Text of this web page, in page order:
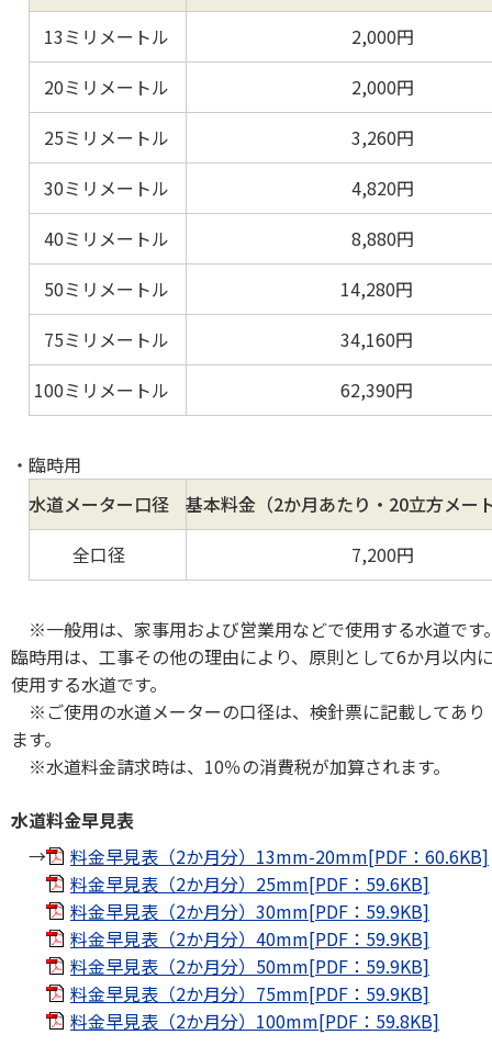
13ミリメートル
2,000円
20ミリメートル
2,000円
25ミリメートル
3,260円
30ミリメートル
4,820円
40ミリメートル
8,880円
50ミリメートル
14,280円
75ミリメートル
34,160円
100ミリメートル
62,390円
臨時用
水道メーター口径
基本料金（2か月あたり・20立方メー
全口径
7,200円
※一般用は、家事用および営業用などで使用する水道です
臨時用は、工事その他の理由により、原則として6か月以内
使用する水道です。
※ご使用の水道メーターの口径は、検針票に記載してあり
ます。
※水道料金請求時は、10％の消費税が加算されます。
水道料金早見表
→
料金早見表（2か月分）13mm-20mm[PDF：60.6KB]
料金早見表（2か月分）25mm[PDF：59.6KB]
料金早見表（2か月分）30mm[PDF：59.9KB]
料金早見表（2か月分）40mm[PDF：59.9KB]
料金早見表（2か月分）50mm[PDF：59.9KB]
料金早見表（2か月分）75mm[PDF：59.9KB]
料金早見表（2か月分）100mm[PDF：59.8KB]